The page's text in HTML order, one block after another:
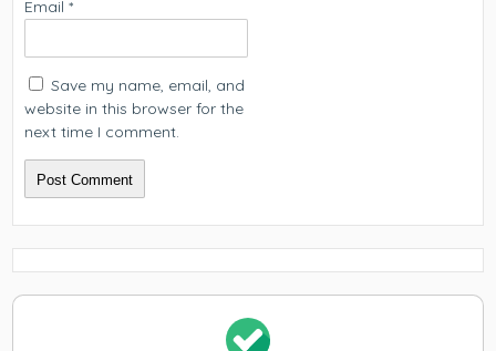
Email*
Save my name, email, and
website in this browser for the
next time I comment.